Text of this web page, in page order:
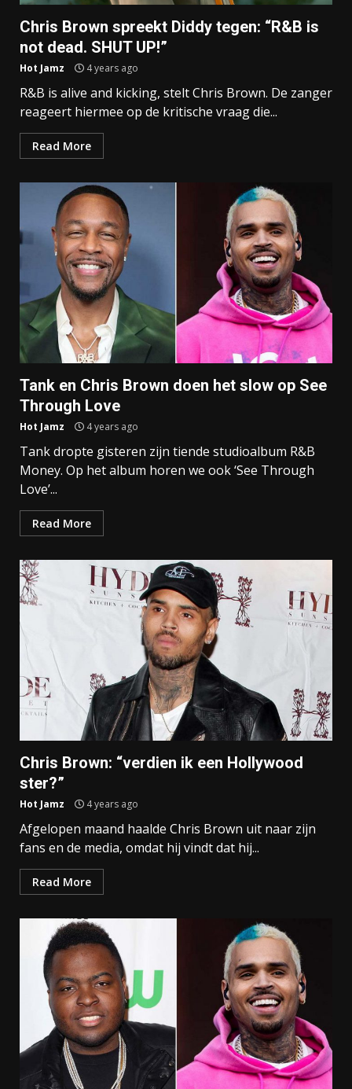
Chris Brown spreekt Diddy tegen: “R&B is
not dead. SHUT UP!”
Hot Jamz 4 years ago
R&B is alive and kicking, stelt Chris Brown. De zanger
reageert hiermee op de kritische vraag die...
Read More
Tank en Chris Brown doen het slow op See
Through Love
Hot Jamz 4 years ago
Tank dropte gisteren zijn tiende studioalbum R&B
Money. Op het album horen we ook ‘See Through
Love’...
Read More
Chris Brown: “verdien ik een Hollywood
ster?”
Hot Jamz 4 years ago
Afgelopen maand haalde Chris Brown uit naar zijn
fans en de media, omdat hij vindt dat hij...
Read More